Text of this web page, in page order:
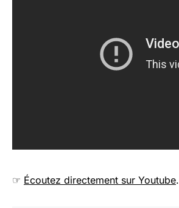
☞ Écoutez directement sur Youtube.